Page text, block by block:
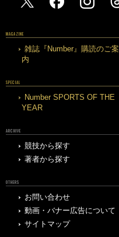
MAGAZINE
雑誌『Number』購読のご案
内
SPECIAL
Number SPORTS OF THE
YEAR
ARCHIVE
競技から探す
著者から探す
OTHERS
お問い合わせ
動画・バナー広告について
サイトマップ